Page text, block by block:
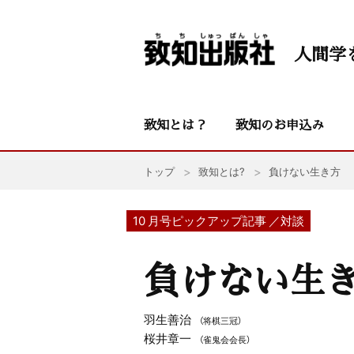
人間学
致知とは？ 致知のお申込み
トップ 致知とは? 負けない生き方
10 月号ピックアップ記事 ／対談
負けない生
羽生善治 （将棋三冠）
桜井章一 （雀鬼会会長）